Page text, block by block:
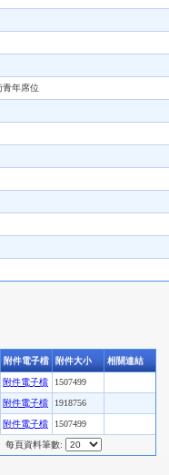
青年席位
附件電子檔 附件大小 相關連結
附件電子檔 1507499
附件電子檔 1918756
附件電子檔 1507499
每頁資料筆數: